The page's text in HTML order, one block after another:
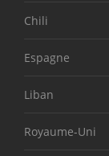
Chili
Espagne
Liban
Royaume-Uni